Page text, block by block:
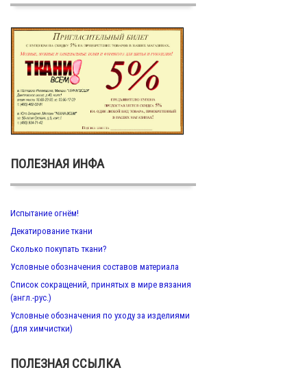
ПОЛЕЗНАЯ ИНФА
Испытание огнём!
Декатирование ткани
Сколько покупать ткани?
Условные обозначения составов материала
Список сокращений, принятых в мире вязания
(англ.-рус.)
Условные обозначения по уходу за изделиями
(для химчистки)
ПОЛЕЗНАЯ ССЫЛКА